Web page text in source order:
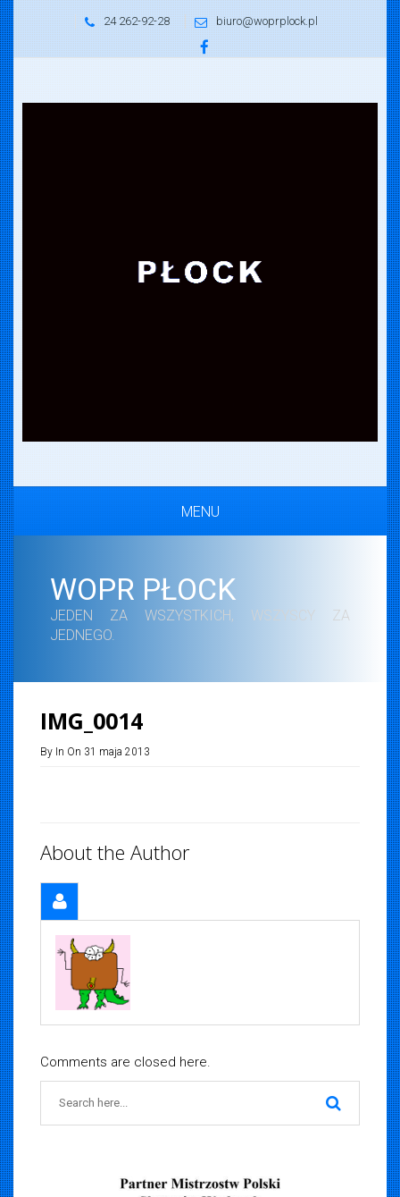
24 262-92-28 biuro@woprplock.pl
MENU
WOPR PŁOCK
JEDEN ZA WSZYSTKICH, WSZYSCY ZA
JEDNEGO.
IMG_0014
By In On 31 maja 2013
About the Author
Comments are closed here.